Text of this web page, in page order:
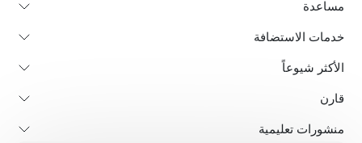
مساعدة
خدمات الاستضافة
الأكثر شيوعاً
قارن
منشورات تعليمية